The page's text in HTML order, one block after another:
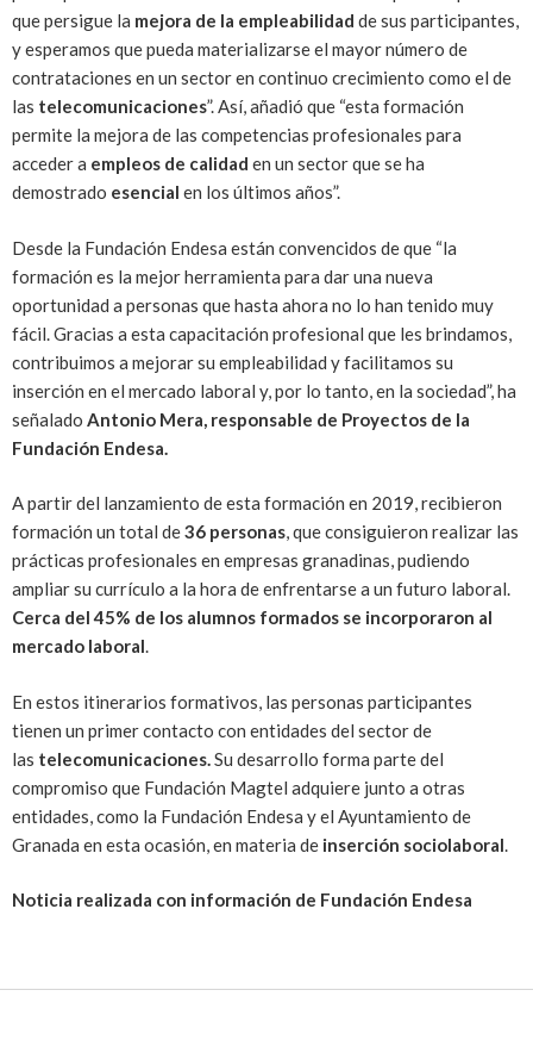
que persigue la mejora de la empleabilidad de sus participantes,
y esperamos que pueda materializarse el mayor número de
contrataciones en un sector en continuo crecimiento como el de
las telecomunicaciones”. Así, añadió que “esta formación
permite la mejora de las competencias profesionales para
acceder a empleos de calidad en un sector que se ha
demostrado esencial en los últimos años”.
Desde la Fundación Endesa están convencidos de que “la
formación es la mejor herramienta para dar una nueva
oportunidad a personas que hasta ahora no lo han tenido muy
fácil. Gracias a esta capacitación profesional que les brindamos,
contribuimos a mejorar su empleabilidad y facilitamos su
inserción en el mercado laboral y, por lo tanto, en la sociedad”, ha
señalado Antonio Mera, responsable de Proyectos de la
Fundación Endesa.
A partir del lanzamiento de esta formación en 2019, recibieron
formación un total de36 personas, que consiguieron realizar las
prácticas profesionales en empresas granadinas, pudiendo
ampliar su currículo a la hora de enfrentarse a un futuro laboral.
Cerca del 45% de los alumnos formados se incorporaron al
mercado laboral.
En estos itinerarios formativos, las personas participantes
tienen un primer contacto con entidades del sector de
las telecomunicaciones.Su desarrollo forma parte del
compromiso que Fundación Magtel adquiere junto a otras
entidades, como la Fundación Endesa y el Ayuntamiento de
Granada en esta ocasión, en materia de inserción sociolaboral.
Noticia realizada con información de Fundación Endesa